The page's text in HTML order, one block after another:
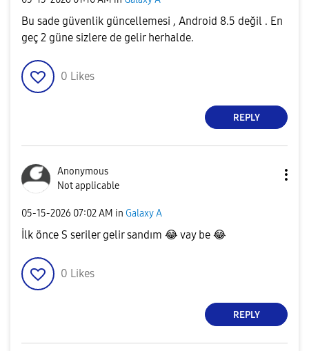
Bu sade güvenlik güncellemesi , Android 8.5 değil . En
geç 2 güne sizlere de gelir herhalde.
0 Likes
REPLY
Anonymous
Not applicable
‎05-15-2026 07:02 AM in Galaxy A
İlk önce S seriler gelir sandım 😂 vay be 😂
0 Likes
REPLY